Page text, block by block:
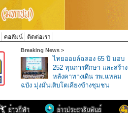
คอลัมน์ ติดต่อเรา
Breaking News >
ไทยออยล์ฉลอง 65 ปี มอบ
252 ทุนการศึกษา และสร้าง
หลังคาทางเดิน รพ.แหลม
ฉบัง มุ่งมั่นเติบโตเคียงข้างชุมชน